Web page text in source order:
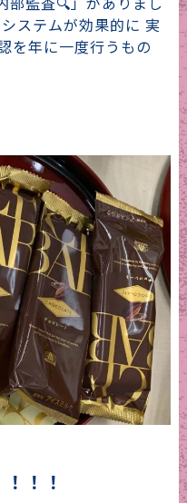
ステムが効果的に 実
を年に一度行うもの
！！